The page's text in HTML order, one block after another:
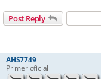
Post Reply
AHS7749
Primer oficial